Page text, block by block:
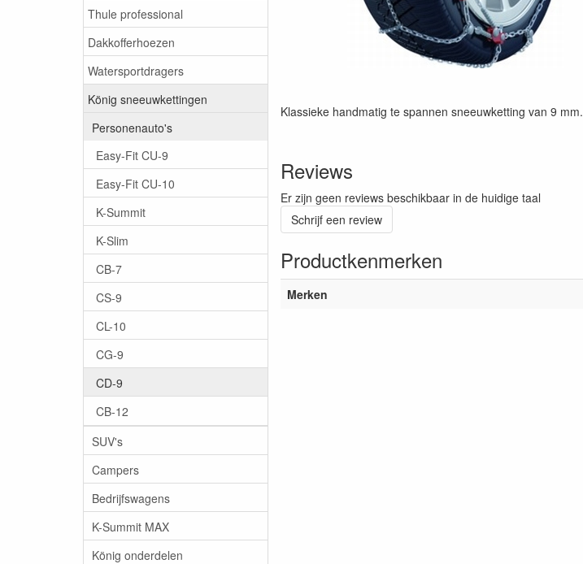
Thule professional
Dakkofferhoezen
Watersportdragers
König sneeuwkettingen
Personenauto's
Easy-Fit CU-9
Easy-Fit CU-10
K-Summit
K-Slim
CB-7
CS-9
CL-10
CG-9
CD-9
CB-12
SUV's
Campers
Bedrijfswagens
K-Summit MAX
König onderdelen
Klassieke handmatig te spannen sneeuwketting van 9 mm.
Reviews
Er zijn geen reviews beschikbaar in de huidige taal
Schrijf een review
Productkenmerken
Merken